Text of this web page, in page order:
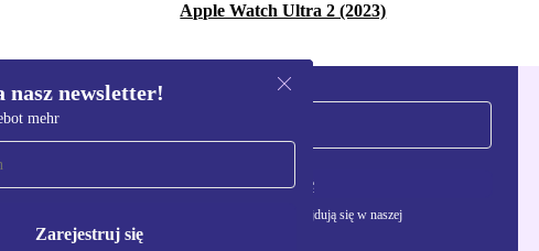
Apple Watch Ultra 2 (2023)
nasz newsletter!
mehr
Zarejestruj się
Zarejestruj się
Informacje na temat używania danych osobowych znajdują się w naszej
Polityce prywatności